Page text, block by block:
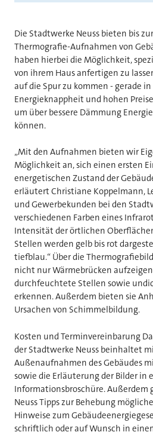
Die Stadtwerke Neuss bieten bis
Thermografie-Aufnahmen von
haben hierbei die Möglichkeit,
von ihrem Haus anfertigen zu
auf die Spur zu kommen - gerade
Energieknappheit und hohen
um über bessere Dämmung
können.
„Mit den Aufnahmen bieten wir
Möglichkeit an, sich einen ersten
energetischen Zustand der
erläutert Christiane Koppelmann,
und Gewerbekunden bei den
verschiedenen Farben eines
Intensität der örtlichen
Stellen werden gelb bis rot
tiefblau.“ Über die
nicht nur Wärmebrücken
durchfeuchtete Stellen sowie
erkennen. Außerdem bieten sie
Ursachen von Schimmelbildung.
Kosten und Terminvereinbarung
der Stadtwerke Neuss beinhaltet
Außenaufnahmen des Gebäudes
sowie die Erläuterung der Bilder in
Informationsbroschüre. Außerdem
Neuss Tipps zur Behebung
Hinweise zum
schriftlich oder auf Wunsch in